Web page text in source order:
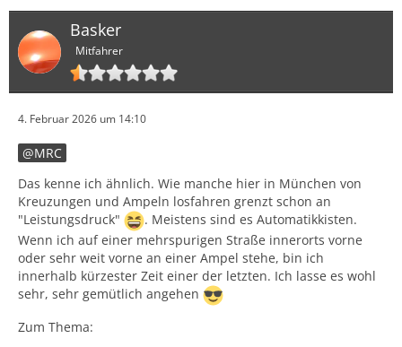
Basker
Mitfahrer
4. Februar 2026 um 14:10
MRC
Das kenne ich ähnlich. Wie manche hier in München von
Kreuzungen und Ampeln losfahren grenzt schon an
"Leistungsdruck"
. Meistens sind es Automatikkisten.
Wenn ich auf einer mehrspurigen Straße innerorts vorne
oder sehr weit vorne an einer Ampel stehe, bin ich
innerhalb kürzester Zeit einer der letzten. Ich lasse es wohl
sehr, sehr gemütlich angehen
Zum Thema: